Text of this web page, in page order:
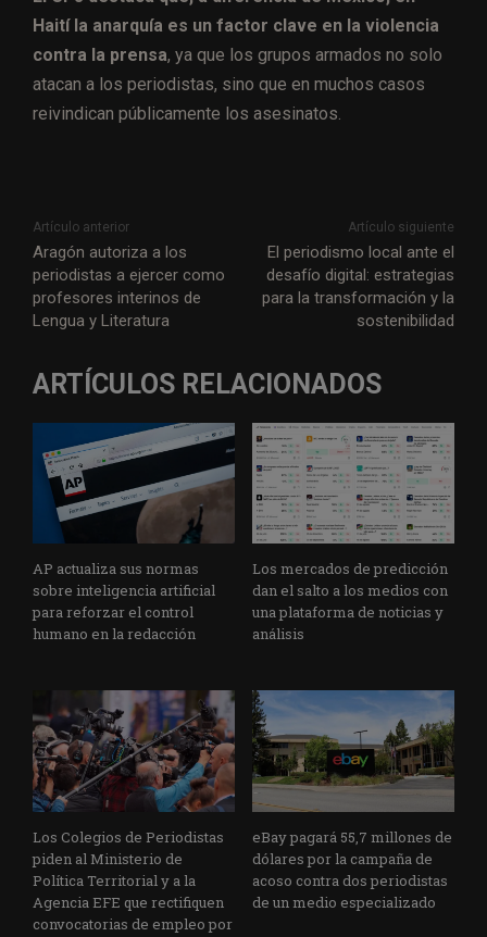
Haití la anarquía es un factor clave en la violencia
contra la prensa, ya que los grupos armados no solo
atacan a los periodistas, sino que en muchos casos
reivindican públicamente los asesinatos.
Artículo anterior
Aragón autoriza a los
periodistas a ejercer como
profesores interinos de
Lengua y Literatura
Artículo siguiente
El periodismo local ante el
desafío digital: estrategias
para la transformación y la
sostenibilidad
ARTÍCULOS RELACIONADOS
AP actualiza sus normas
sobre inteligencia artificial
para reforzar el control
humano en la redacción
Los mercados de predicción
dan el salto a los medios con
una plataforma de noticias y
análisis
Los Colegios de Periodistas
piden al Ministerio de
Política Territorial y a la
Agencia EFE que rectifiquen
convocatorias de empleo por
eBay pagará 55,7 millones de
dólares por la campaña de
acoso contra dos periodistas
de un medio especializado